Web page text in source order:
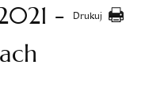
Drukuj
-